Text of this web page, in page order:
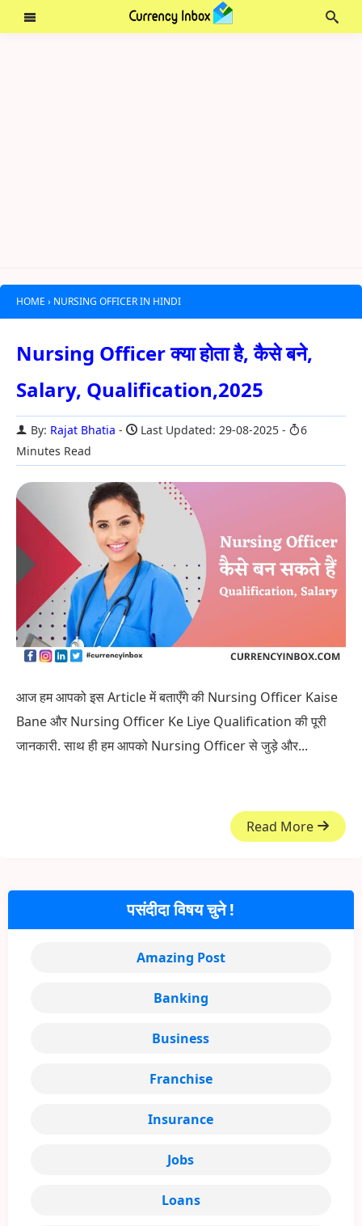
HOME › NURSING OFFICER IN HINDI
Nursing Officer क्या होता है, कैसे बने,
Salary, Qualification,2025
By: Rajat Bhatia Last Updated: 29-08-2025
6
Minutes Read
आज हम आपको इस Article में बताएँगे की Nursing Officer Kaise
Bane और Nursing Officer Ke Liye Qualification की पूरी
जानकारी. साथ ही हम आपको Nursing Officer से जुड़े और...
Read More
पसंदीदा विषय चुने !
Amazing Post
Banking
Business
Franchise
Insurance
Jobs
Loans